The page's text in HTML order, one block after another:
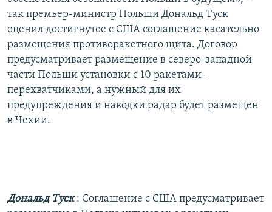
так премьер-министр Польши Дональд Туск
оценил достигнутое с США соглашение касательно
размещения противоракетного щита. Договор
предусматривает размещение в северо-западной
части Польши установки с 10 ракетами-
перехватчиками, а нужный для их
предупреждения и наводки радар будет размещен
в Чехии.
Дональд Туск: Соглашение с США предусматривает